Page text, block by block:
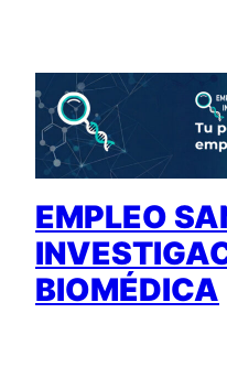
contenido
EMPLEO
BIOMÉDICA